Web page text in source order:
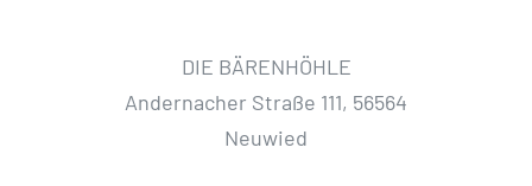
DIE BÄRENHÖHLE
Andernacher Straße 111, 56564
Neuwied